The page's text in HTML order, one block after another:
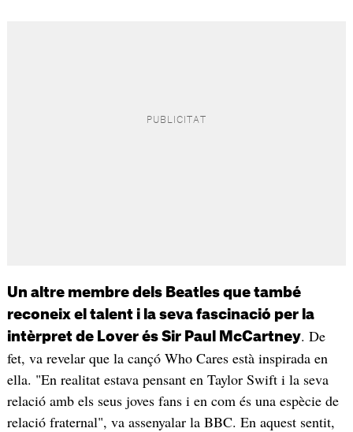
Un altre membre dels Beatles que també
reconeix el talent i la seva fascinació per la
intèrpret de Lover és Sir Paul McCartney. De
fet, va revelar que la cançó Who Cares està inspirada en
ella. "En realitat estava pensant en Taylor Swift i la seva
relació amb els seus joves fans i en com és una espècie de
relació fraternal", va assenyalar la BBC. En aquest sentit,